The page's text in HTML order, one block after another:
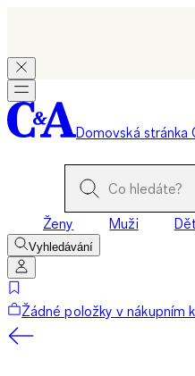
Domovská stránka
Ženy Muži
Vyhledávání
Žádné položky v nákupním